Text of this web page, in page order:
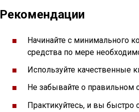
Рекомендации
Начинайте с минимального
средства по мере
Используйте качественные
Не забывайте о правильном
Практикуйтесь, и вы быстро